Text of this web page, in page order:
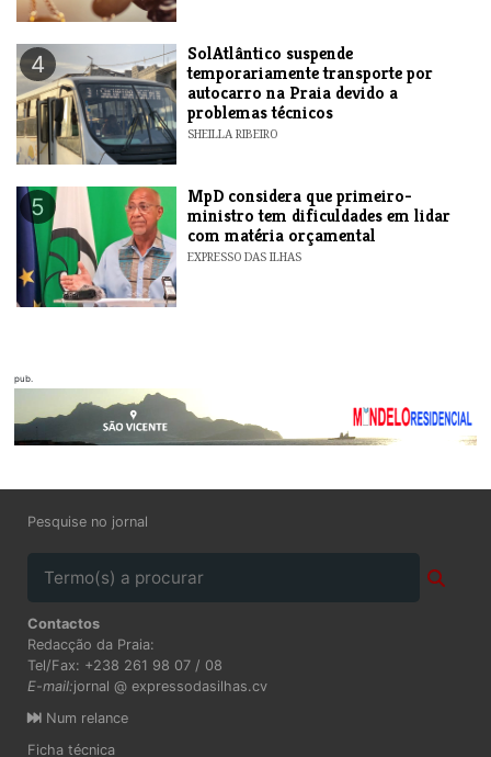
4
SolAtlântico suspende
temporariamente transporte por
autocarro na Praia devido a
problemas técnicos
SHEILLA RIBEIRO
5
MpD considera que primeiro-
ministro tem dificuldades em lidar
com matéria orçamental
EXPRESSO DAS ILHAS
pub.
Pesquise no jornal
Contactos
Redacção da Praia:
Tel/Fax: +238 261 98 07 / 08
E-mail:jornal @ expressodasilhas.cv
Num relance
Ficha técnica